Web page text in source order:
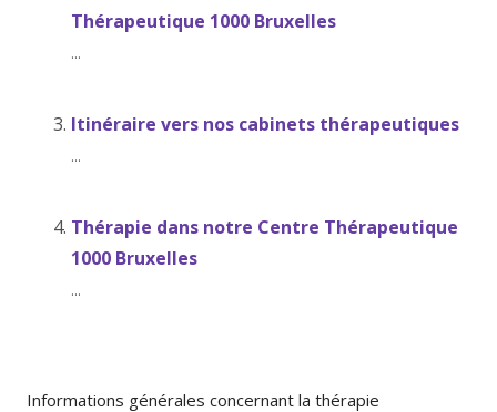
Thérapeutique 1000 Bruxelles
...
Itinéraire vers nos cabinets thérapeutiques
...
Thérapie dans notre Centre Thérapeutique
1000 Bruxelles
...
Informations générales concernant la thérapie